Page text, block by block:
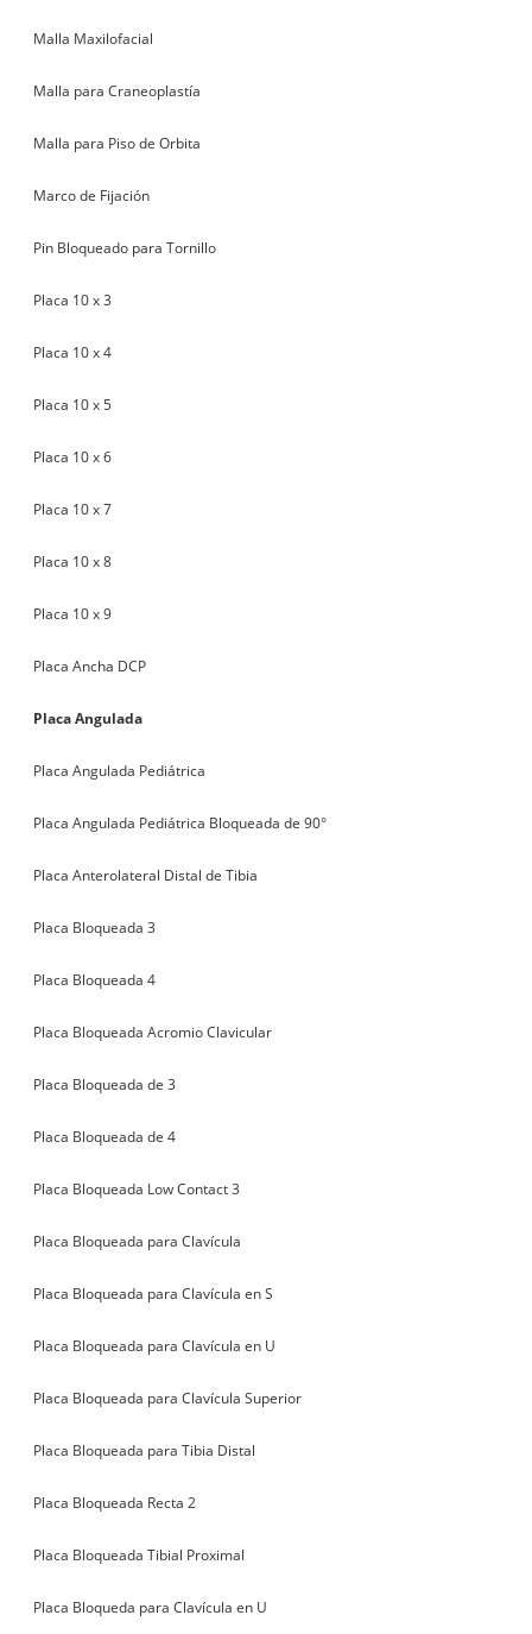
Malla Maxilofacial
Malla para Craneoplastía
Malla para Piso de Orbita
Marco de Fijación
Pin Bloqueado para Tornillo
Placa 10 x 3
Placa 10 x 4
Placa 10 x 5
Placa 10 x 6
Placa 10 x 7
Placa 10 x 8
Placa 10 x 9
Placa Ancha DCP
Placa Angulada
Placa Angulada Pediátrica
Placa Angulada Pediátrica Bloqueada de 90°
Placa Anterolateral Distal de Tibia
Placa Bloqueada 3
Placa Bloqueada 4
Placa Bloqueada Acromio Clavicular
Placa Bloqueada de 3
Placa Bloqueada de 4
Placa Bloqueada Low Contact 3
Placa Bloqueada para Clavícula
Placa Bloqueada para Clavícula en S
Placa Bloqueada para Clavícula en U
Placa Bloqueada para Clavícula Superior
Placa Bloqueada para Tibia Distal
Placa Bloqueada Recta 2
Placa Bloqueada Tibial Proximal
Placa Bloqueda para Clavícula en U